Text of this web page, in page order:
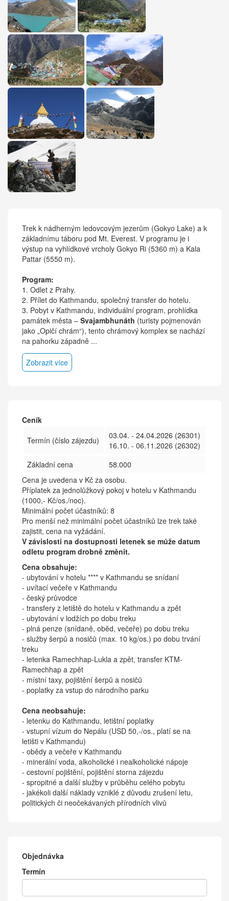
Trek k nádherným ledovcovým jezerům (Gokyo Lake) a k
základnímu táboru pod Mt. Everest. V programu je i
výstup na vyhlídkové vrcholy Gokyo Ri (5360 m) a Kala
Pattar (5550 m).
Program:
1. Odlet z Prahy.
2. Přílet do Kathmandu, společný transfer do hotelu.
3. Pobyt v Kathmandu, individuální program, prohlídka
památek města – Svajambhunáth (turisty pojmenován
jako „Opičí chrám“), tento chrámový komplex se nachází
na pahorku západně ...
Zobrazit více
Ceník
Termín (číslo zájezdu)
03.04. - 24.04.2026 (26301)
16.10. - 06.11.2026 (26302)
Základní cena
58.000
Cena je uvedena v Kč za osobu.
Příplatek za jednolůžkový pokoj v hotelu v Kathmandu
(1000,- Kč/os./noc).
Minimální počet účastníků: 8
Pro menší než minimální počet účastníků lze trek také
zajistit, cena na vyžádání.
V závislosti na dostupnosti letenek se může datum
odletu program drobně změnit.
Cena obsahuje:
- ubytování v hotelu **** v Kathmandu se snídaní
- uvítací večeře v Kathmandu
- český průvodce
- transfery z letiště do hotelu v Kathmandu a zpět
- ubytování v lodžích po dobu treku
- plná penze (snídaně, oběd, večeře) po dobu treku
- služby šerpů a nosičů (max. 10 kg/os.) po dobu trvání
treku
- letenka Ramechhap-Lukla a zpět, transfer KTM-
Ramechhap a zpět
- místní taxy, pojištění šerpů a nosičů
- poplatky za vstup do národního parku
Cena neobsahuje:
- letenku do Kathmandu, letištní poplatky
- vstupní vízum do Nepálu (USD 50,-/os., platí se na
letišti v Kathmandu)
- obědy a večeře v Kathmandu
- minerální voda, alkoholické i nealkoholické nápoje
- cestovní pojištění, pojištění storna zájezdu
- spropitné a další služby v průběhu celého pobytu
- jakékoli další náklady vzniklé z důvodu zrušení letu,
politických či neočekávaných přírodních vlivů
Objednávka
Termín